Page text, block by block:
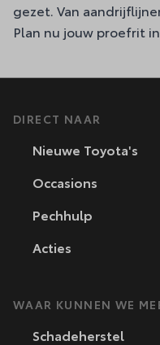
gezet. Van
Plan nu jouw proefrit
DIRECT NAAR
Nieuwe Toyota's
Occasions
Pechhulp
Acties
WAAR KUNNEN WE
Schadeherstel